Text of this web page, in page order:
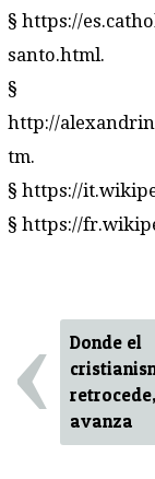
§ https://
santo.html.
§
http://
tm.
§ https://
§ https://
‹
Donde el
avanza